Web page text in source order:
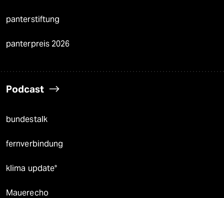
panterstiftung
panterpreis 2026
Podcast
bundestalk
fernverbindung
klima update°
Mauerecho